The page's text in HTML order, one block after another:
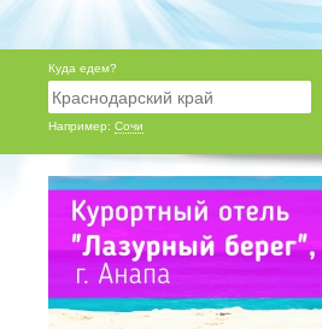
Куда едем?
Например: Сочи